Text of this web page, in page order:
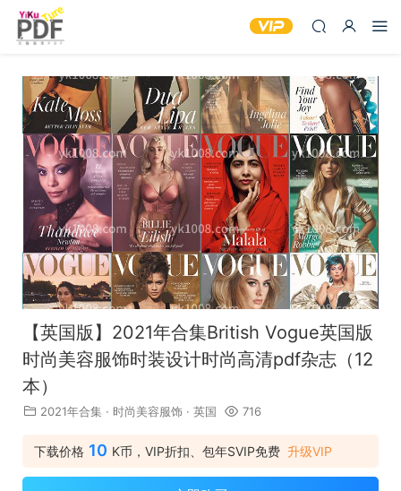
【英国版】2021年合集British Vogue英国版
时尚美容服饰时装设计时尚高清pdf杂志（12
本）
2021年合集 · 时尚美容服饰 · 英国 716
下载价格 10 K币，VIP折扣、包年SVIP免费 升级VIP